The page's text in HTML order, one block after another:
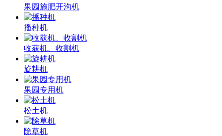
果园施肥开沟机
播种机
收获机、收割机
旋耕机
果园专用机
松土机
除草机